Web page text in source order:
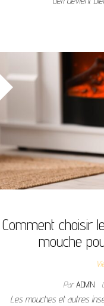
Comment choisir
mouche
ParADMIN
Les mouches et autres